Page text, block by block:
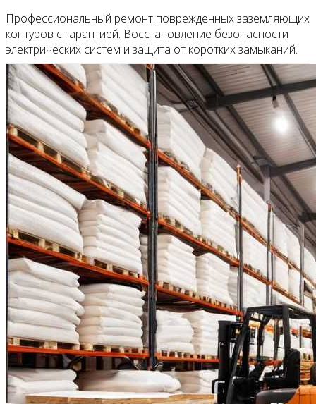
Профессиональный ремонт поврежденных заземляющих
контуров с гарантией. Восстановление безопасности
электрических систем и защита от коротких замыканий.